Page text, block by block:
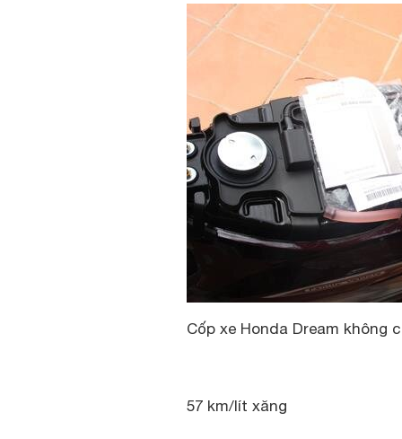
Cốp xe Honda Dream không
57 km/lít xăng